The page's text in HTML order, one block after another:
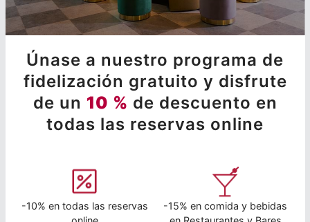
Únase a nuestro programa de
fidelización gratuito y disfrute
de un 10 % de descuento en
todas las reservas online
-10% en todas las reservas
-15% en comida y bebidas